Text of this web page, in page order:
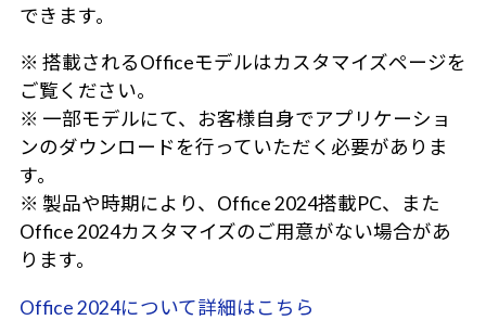
できます。
※ 搭載されるOfficeモデルはカスタマイズページを
ご覧ください。
※ 一部モデルにて、お客様自身でアプリケーショ
ンのダウンロードを行っていただく必要がありま
す。
※ 製品や時期により、Office 2024搭載PC、また
Office 2024カスタマイズのご用意がない場合があ
ります。
Office 2024について詳細はこちら